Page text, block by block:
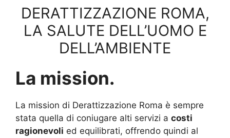
DERATTIZZAZIONE ROMA,
LA SALUTE DELL’UOMO E
DELL’AMBIENTE
La mission.
La mission di Derattizzazione Roma è sempre
stata quella di coniugare alti servizi a costi
ragionevoli ed equilibrati, offrendo quindi al